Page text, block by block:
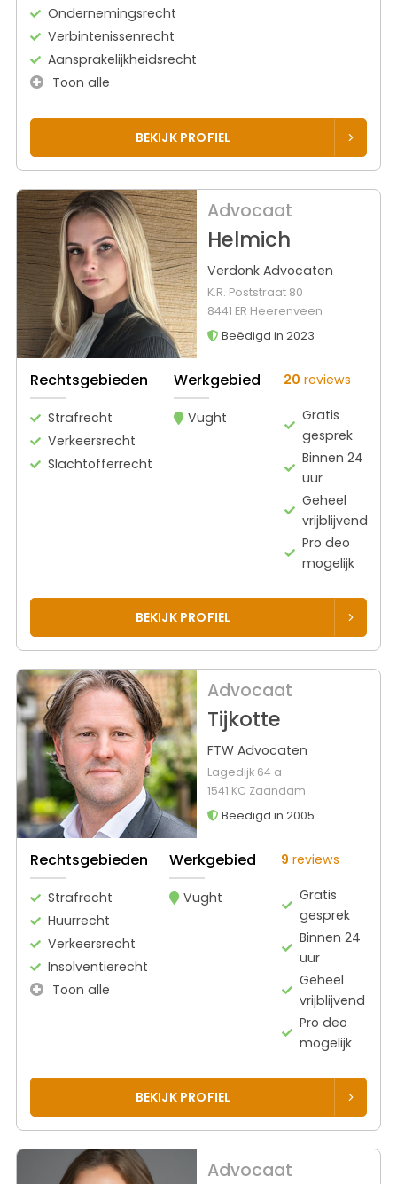
Ondernemingsrecht
Verbintenissenrecht
Aansprakelijkheidsrecht
Toon alle
BEKIJK PROFIEL
Advocaat
Helmich
Verdonk Advocaten
K.R. Poststraat 80
8441 ER Heerenveen
Beëdigd in 2023
Rechtsgebieden
Strafrecht
Verkeersrecht
Slachtofferrecht
Werkgebied
Vught
20 reviews
Gratis
gesprek
Binnen 24
uur
Geheel
vrijblijvend
Pro deo
mogelijk
BEKIJK PROFIEL
Advocaat
Tijkotte
FTW Advocaten
Lagedijk 64 a
1541 KC Zaandam
Beëdigd in 2005
Rechtsgebieden
Strafrecht
Huurrecht
Verkeersrecht
Insolventierecht
Toon alle
Werkgebied
Vught
9 reviews
Gratis
gesprek
Binnen 24
uur
Geheel
vrijblijvend
Pro deo
mogelijk
BEKIJK PROFIEL
Advocaat